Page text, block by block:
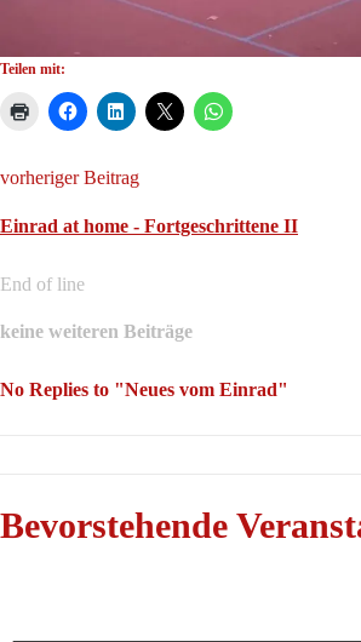
Teilen mit:
vorheriger Beitrag
Einrad at home - Fortgeschrittene II
End of line
keine weiteren Beiträge
No Replies to "Neues vom Einrad"
Bevorstehende